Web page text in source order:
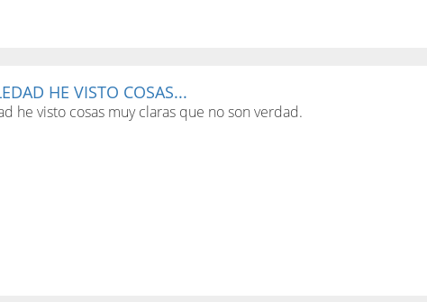
HE VISTO COSAS...
he visto cosas muy claras que no son verdad.